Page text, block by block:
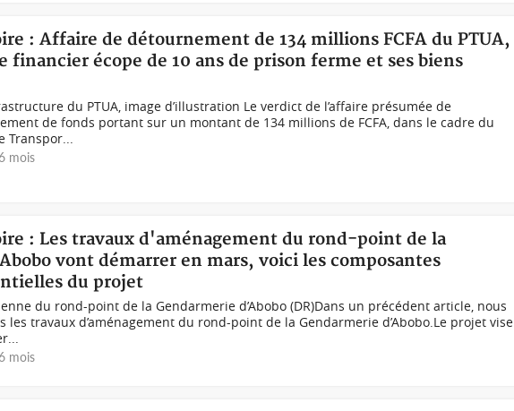
: Affaire de détournement de 134 millions FCFA du PTUA,
financier écope de 10 ans de prison ferme et ses biens
du PTUA, image d’illustration Le verdict de l’affaire présumée de
de fonds portant sur un montant de 134 millions de FCFA, dans le cadre du
Transpor...
mois
: Les travaux d'aménagement du rond-point de la
vont démarrer en mars, voici les composantes
du projet
du rond-point de la Gendarmerie d’Abobo (DR)Dans un précédent article, nous
les travaux d’aménagement du rond-point de la Gendarmerie d’Abobo.Le projet vise
mois